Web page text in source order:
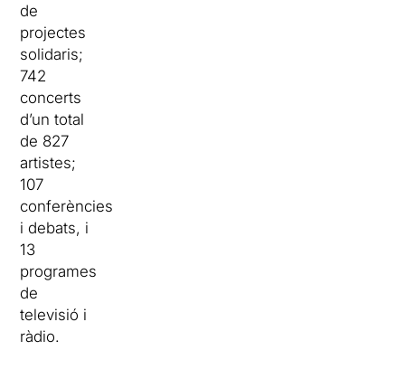
de
projectes
solidaris;
742
concerts
d’un total
de 827
artistes;
107
conferències
i debats, i
13
programes
de
televisió i
ràdio.